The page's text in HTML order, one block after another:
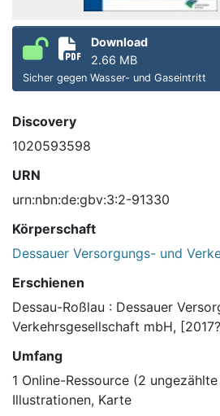
Download
2.66 MB
Sicher gegen Wasser- und Gaseintritt
Discovery
1020593598
URN
urn:nbn:de:gbv:3:2-91330
Körperschaft
Dessauer Versorgungs- und
Erschienen
Dessau-Roßlau : Dessauer
Verkehrsgesellschaft mbH,
Umfang
1 Online-Ressource (2
Illustrationen, Karte